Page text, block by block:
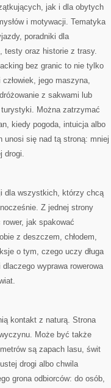
jak i dla obytych
i motywacji. Tematyka
poradniki dla
testy oraz historie z trasy.
bez granic to nie tylko
jego maszyna,
z sakwami lub
Można zatrzymać
kiedy pogoda, intuicja albo
unosi się nad tą stroną: mniej
drogi.
dla wszystkich, którzy chcą
Z jednej strony
jak spakować
z deszczem, chłodem,
o tym, czego uczy długa
wyprawa rowerowa
kontakt z naturą. Strona
Może być także
są zapach lasu, świt
drogi albo chwila
grona odbiorców: do osób,